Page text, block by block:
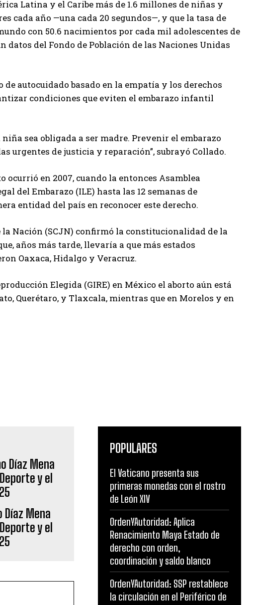
Latina y el Caribe más de 1.6 millones de niñas y
cada año —una cada 20 segundos—, y que la tasa de
con 50.6 nacimientos por cada mil adolescentes de
datos del Fondo de Población de las Naciones Unidas
autocuidado basado en la empatía y los derechos
condiciones que eviten el embarazo infantil
sea obligada a ser madre. Prevenir el embarazo
urgentes de justicia y reparación”, subrayó Collado.
en 2007, cuando la entonces Asamblea
del Embarazo (ILE) hasta las 12 semanas de
entidad del país en reconocer este derecho.
la Nación (SCJN) confirmó la constitucionalidad de la
años más tarde, llevaría a que más estados
Oaxaca, Hidalgo y Veracruz.
Elegida (GIRE) en México el aborto aún está
Querétaro, y Tlaxcala, mientras que en Morelos y en
Díaz Mena
y el
POPULARES
El Vaticano presenta sus
primeras monedas con el rostro
de León XIV
OrdenYAutoridad: Aplica
Renacimiento Maya Estado de
derecho con orden,
coordinación y saldo blanco
OrdenYAutoridad: SSP restablece
la circulación en el Periférico de